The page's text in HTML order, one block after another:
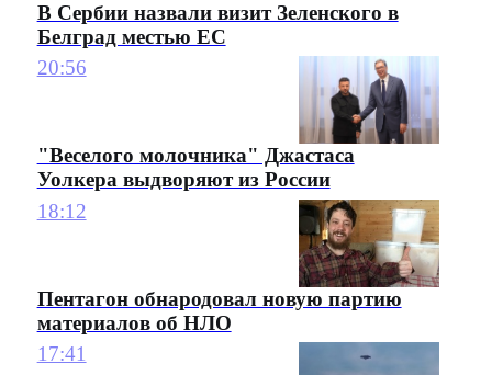
В Сербии назвали визит Зеленского в
Белград местью ЕС
20:56
"Веселого молочника" Джастаса
Уолкера выдворяют из России
18:12
Пентагон обнародовал новую партию
материалов об НЛО
17:41